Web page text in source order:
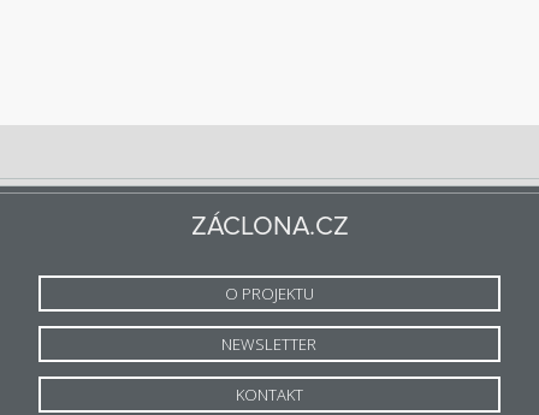
ZÁCLONA.CZ
O PROJEKTU
NEWSLETTER
KONTAKT